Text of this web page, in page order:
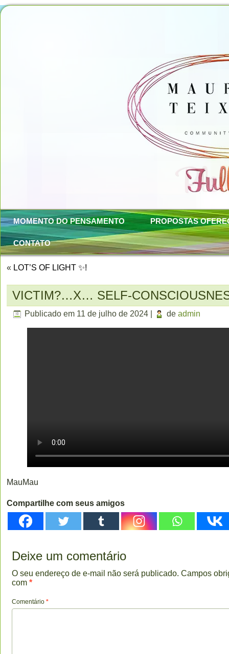
MOMENTO DO PENSAMENTO PROPOSTAS
CONTATO
« LOT’S OF LIGHT ✨!
VICTIM?…X… SELF-
Publicado em 11 de julho de 2024 de admin
MauMau
Compartilhe com seus amigos
Deixe um comentário
O seu endereço de e-mail não será publicado. Campos
com *
Comentário *